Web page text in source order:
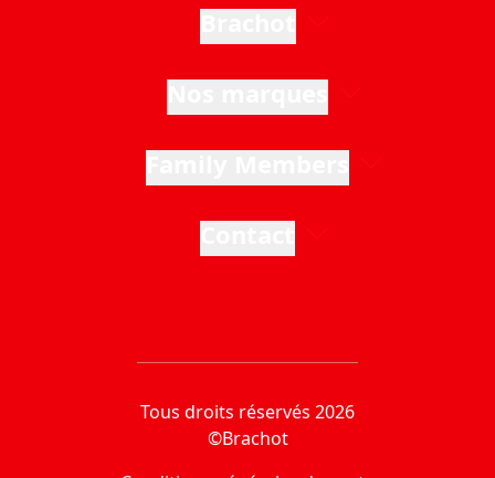
Tous droits réservés 2026
©Brachot